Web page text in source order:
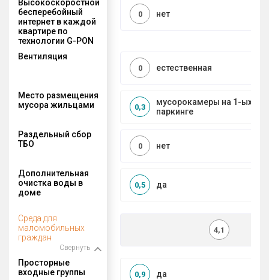
Высокоскоростной
бесперебойный
интернет в каждой
квартире по
технологии G-PON
нет
0
Вентиляция
естественная
0
Место размещения
мусора жильцами
мусорокамеры на 1-ых
паркинге
0,3
Раздельный сбор
ТБО
нет
0
Дополнительная
очистка воды в
доме
да
0,5
Среда для
маломобильных
граждан
Свернуть
4,1
Просторные
входные группы
да
0,9